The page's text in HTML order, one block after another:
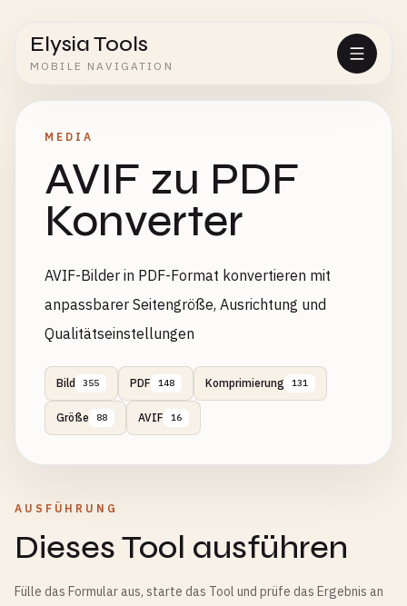
Elysia Tools
MOBILE NAVIGATION
MEDIA
AVIF zu PDF
Konverter
AVIF-Bilder in PDF-Format konvertieren mit
anpassbarer Seitengröße, Ausrichtung und
Qualitätseinstellungen
Bild 355 PDF 148 Komprimierung 131
Größe 88 AVIF 16
AUSFÜHRUNG
Dieses Tool ausführen
Fülle das Formular aus, starte das Tool und prüfe das Ergebnis an